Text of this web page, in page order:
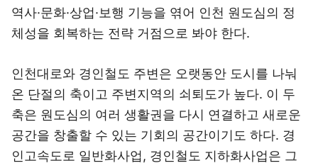
역사·문화·상업·보행 기능을 엮어 인천 원도심의 정
체성을 회복하는 전략 거점으로 봐야 한다.
인천대로와 경인철도 주변은 오랫동안 도시를 나눠
온 단절의 축이고 주변지역의 쇠퇴도가 높다. 이 두
축은 원도심의 여러 생활권을 다시 연결하고 새로운
공간을 창출할 수 있는 기회의 공간이기도 하다. 경
인고속도로 일반화사업, 경인철도 지하화사업은 그